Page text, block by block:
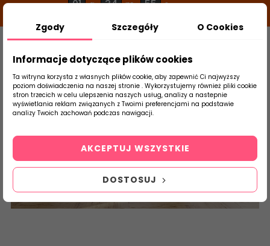
01 g 34 m 55 s
Szukaj
produktu
Strona Główna Salon / Taras Golden
Dream Wood
Zgody Szczegóły O Cookies
Informacje dotyczące plików cookies
Ta witryna korzysta z własnych plików cookie, aby zapewnić Ci najwyższy
poziom doświadczenia na naszej stronie . Wykorzystujemy również pliki cookie
stron trzecich w celu ulepszenia naszych usług, analizy a nastepnie
wyświetlania reklam związanych z Twoimi preferencjami na podstawie
analizy Twoich zachowań podczas nawigacji.
DOSTOSUJ
AKCEPTUJ WSZYSTKIE